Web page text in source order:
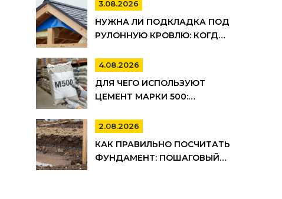
3.08.2026
НУЖНА ЛИ ПОДКЛАДКА ПОД
РУЛОННУЮ КРОВЛЮ: КОГДА
МОЖНО СЭКОНОМИТЬ
4.08.2026
ДЛЯ ЧЕГО ИСПОЛЬЗУЮТ
ЦЕМЕНТ МАРКИ 500:
МИНУСЫ
2.08.2026
КАК ПРАВИЛЬНО ПОСЧИТАТЬ
ФУНДАМЕНТ: ПОШАГОВЫЙ